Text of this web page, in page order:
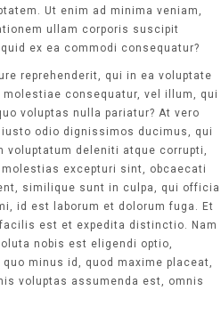
Ut enim ad minima veniam,
ullam corporis suscipit
ex ea commodi consequatur?
reprehenderit, qui in ea voluptate
consequatur, vel illum, qui
voluptas nulla pariatur? At vero
odio dignissimos ducimus, qui
voluptatum deleniti atque corrupti,
excepturi sint, obcaecati
similique sunt in culpa, qui officia
id est laborum et dolorum fuga. Et
est et expedita distinctio. Nam
nobis est eligendi optio,
minus id, quod maxime placeat,
voluptas assumenda est, omnis